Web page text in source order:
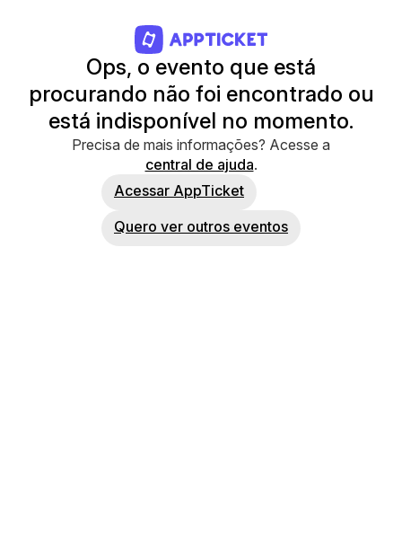
Ops, o evento que está
procurando não foi encontrado ou
está indisponível no momento.
Precisa de mais informações? Acesse a
central de ajuda.
Acessar AppTicket
Quero ver outros eventos